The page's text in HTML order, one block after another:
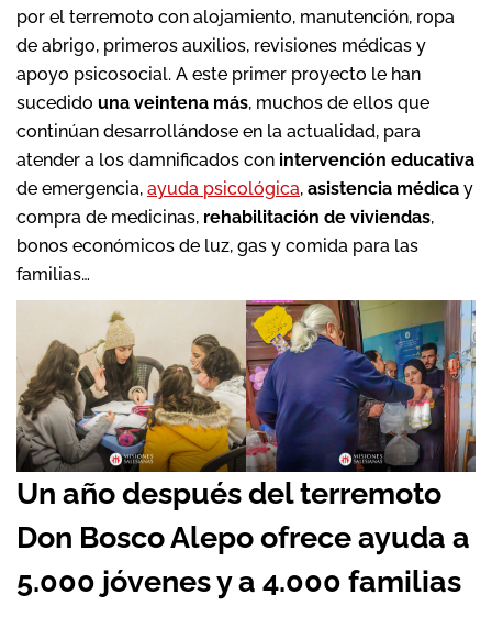
por el terremoto con alojamiento, manutención, ropa
de abrigo, primeros auxilios, revisiones médicas y
apoyo psicosocial. A este primer proyecto le han
sucedido una veintena más, muchos de ellos que
continúan desarrollándose en la actualidad, para
atender a los damnificados con intervención educativa
de emergencia, ayuda psicológica, asistencia médica y
compra de medicinas, rehabilitación de viviendas,
bonos económicos de luz, gas y comida para las
familias…
Un año después del terremoto
Don Bosco Alepo ofrece ayuda a
5.000 jóvenes y a 4.000 familias